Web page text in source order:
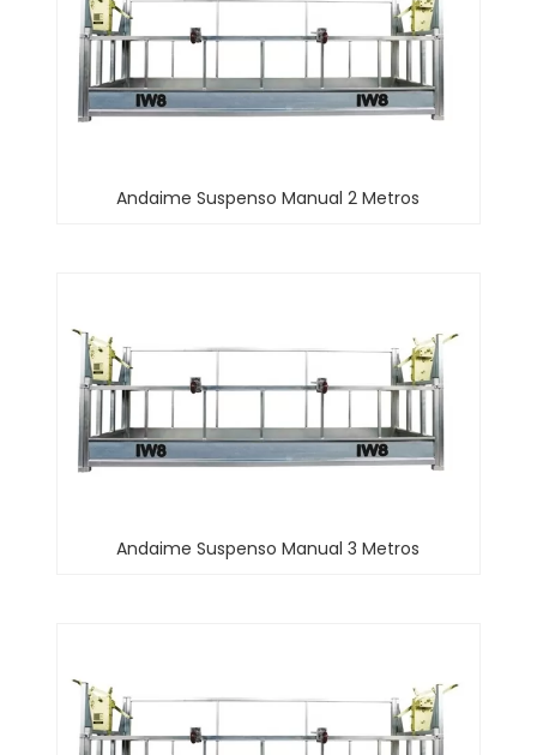
Andaime Suspenso Manual 2 Metros
Andaime Suspenso Manual 3 Metros